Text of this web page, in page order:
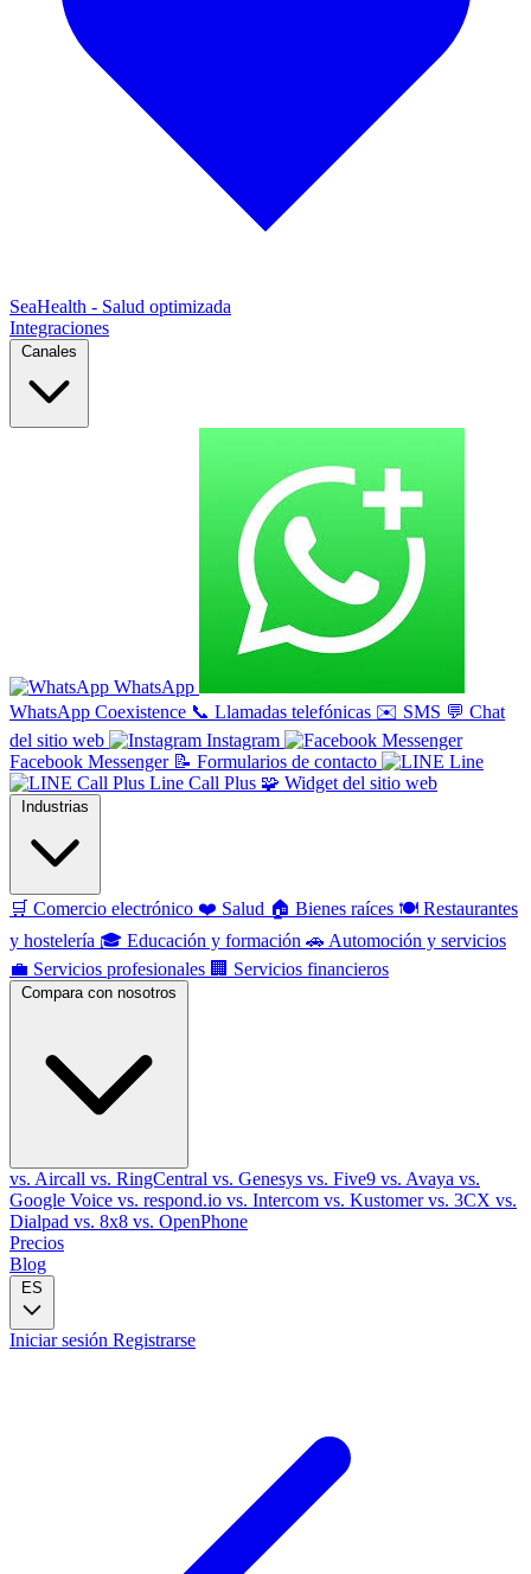
SeaHealth - Salud optimizada
Integraciones
Canales
WhatsApp
WhatsApp Coexistence 📞 Llamadas telefónicas ✉️ SMS 💬 Chat
del sitio web
Instagram
Facebook Messenger 📝 Formularios de contacto
Line
Line Call Plus 🧩 Widget del sitio web
Industrias
🛒 Comercio electrónico ❤️ Salud 🏠 Bienes raíces 🍽️ Restaurantes
y hostelería 🎓 Educación y formación 🚗 Automoción y servicios
💼 Servicios profesionales 🏢 Servicios financieros
Compara con nosotros
vs. Aircall vs. RingCentral vs. Genesys vs. Five9 vs. Avaya vs.
Google Voice vs. respond.io vs. Intercom vs. Kustomervs. 3CX vs.
Dialpad vs. 8x8 vs. OpenPhone
Precios
Blog
ES
Iniciar sesión Registrarse